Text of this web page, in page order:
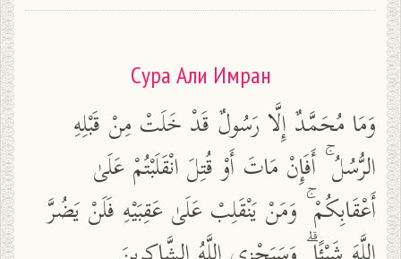
Сура Али Имран
وَمَا مُحَمَّدٌ إِلَّا رَسُولٌ قَدْ خَلَتْ مِنْ قَبْلِهِ
الرُّسُلُ ۚ أَفَإِنْ مَاتَ أَوْ قُتِلَ انْقَلَبْتُمْ عَلَىٰ
أَعْقَابِكُمْ ۚ وَمَنْ يَنْقَلِبْ عَلَىٰ عَقِبَيْهِ فَلَنْ يَضُرَّ